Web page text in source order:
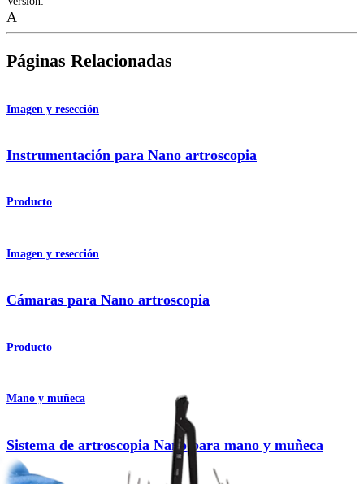
A
Páginas Relacionadas
Imagen y resección
Instrumentación para Nano artroscopia
Producto
Imagen y resección
Cámaras para Nano artroscopia
Producto
Mano y muñeca
Sistema de artroscopia Nano para mano y muñeca